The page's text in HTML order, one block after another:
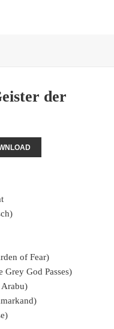
51: Rächer des Dunklen
der
of Fear)
Grey God Passes)
Arabu)